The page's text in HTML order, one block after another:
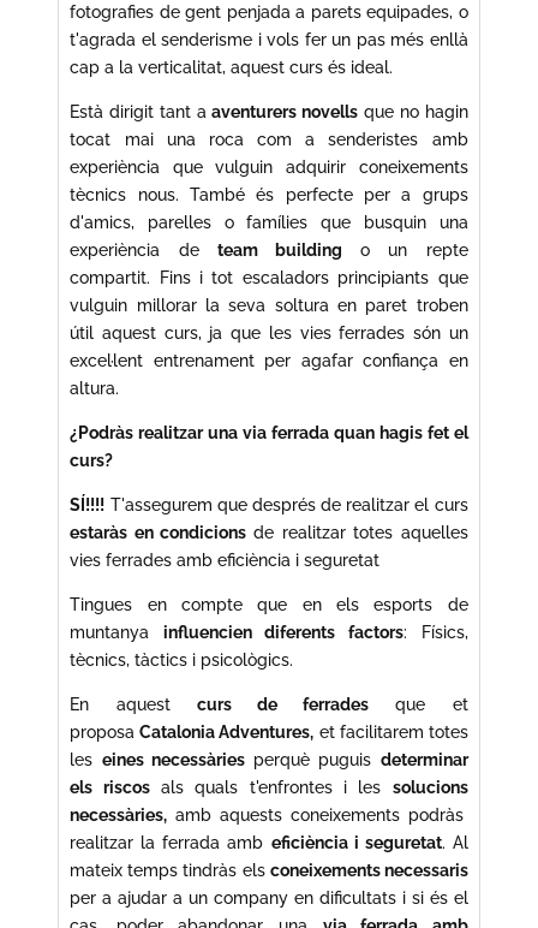
fotografies de gent penjada a parets equipades, o
t'agrada el senderisme i vols fer un pas més enllà
cap a la verticalitat, aquest curs és ideal.
Està dirigit tant aaventurers novells que no hagin
tocat mai una roca com a senderistes amb
experiència que vulguin adquirir coneixements
tècnics nous. També és perfecte per a grups
d'amics, parelles o famílies que busquin una
experiència de team building o un repte
compartit. Fins i tot escaladors principiants que
vulguin millorar la seva soltura en paret troben
útil aquest curs, ja que les vies ferrades són un
excel·lent entrenament per agafar confiança en
altura.
¿Podràs realitzar una via ferrada quan hagis fet el
curs?
SÍ!!!! T'assegurem que després de realitzar el curs
estaràs en condicions de realitzar totes aquelles
vies ferrades amb eficiència i seguretat
Tingues en compte que en els esports de
muntanya influencien diferents factors: Físics,
tècnics, tàctics i psicològics.
En aquest curs de ferrades que et
proposaCatalonia Adventures, et facilitarem totes
les eines necessàriesperquè puguis determinar
els riscosals quals t'enfrontes i les solucions
necessàries, amb aquests coneixements podràs
realitzar la ferrada amb eficiència i seguretat. Al
mateix temps tindràs els coneixements necessaris
per a ajudar a un company en dificultats i si és el